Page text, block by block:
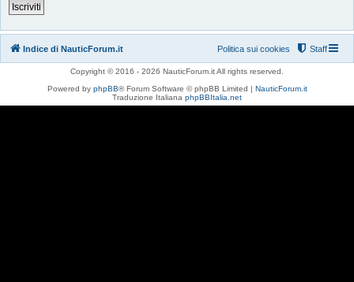
Iscriviti
Indice di NauticForum.it Staff
Politica sui cookies
Copyright © 2016 - 2026 NauticForum.it All rights reserved.
Powered by phpBB® Forum Software © phpBB Limited | NauticForum.it
Traduzione Italiana phpBBItalia.net